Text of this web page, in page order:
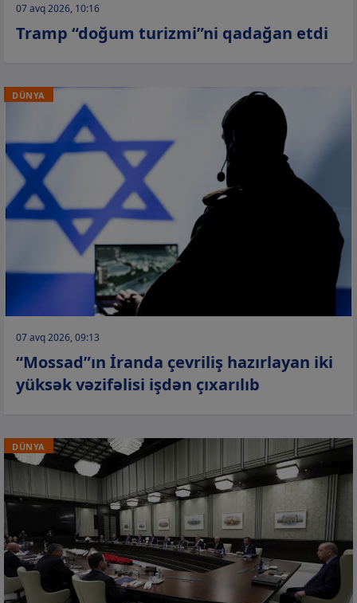
07 avq 2026, 10:16
Tramp “doğum turizmi”ni qadağan etdi
DÜNYA
07 avq 2026, 09:13
“Mossad”ın İranda çevriliş hazırlayan iki
yüksək vəzifəlisi işdən çıxarılıb
DÜNYA